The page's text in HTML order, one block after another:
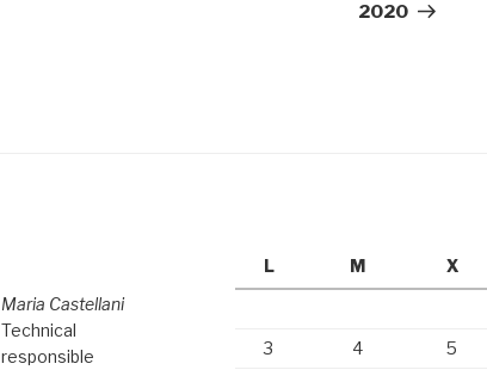
2020
Maria Castellani
Technical
responsible
L
M X
3
4 5